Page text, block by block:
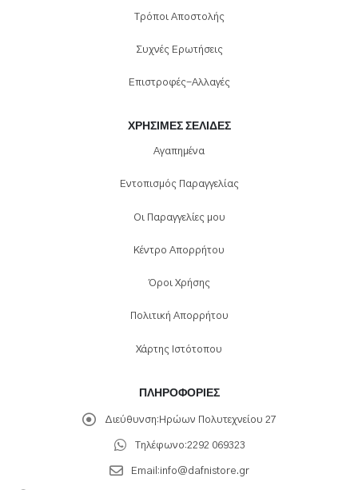
Τρόποι Αποστολής
Συχνές Ερωτήσεις
Επιστροφές-Αλλαγές
ΧΡΉΣΙΜΕΣ ΣΕΛΊΔΕΣ
Αγαπημένα
Εντοπισμός Παραγγελίας
Οι Παραγγελίες μου
Κέντρο Απορρήτου
Όροι Χρήσης
Πολιτική Απορρήτου
Χάρτης Ιστότοπου
ΠΛΗΡΟΦΟΡΊΕΣ
Διεύθυνση: Ηρώων Πολυτεχνείου 27
Τηλέφωνο:2292 069323
Email:info@dafnistore.gr